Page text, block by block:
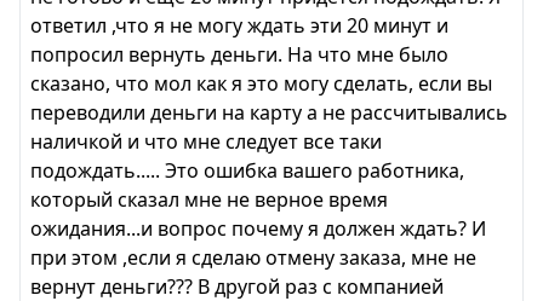
ответил ,что я не могу ждать эти 20 минут и
попросил вернуть деньги. На что мне было
сказано, что мол как я это могу сделать, если вы
переводили деньги на карту а не рассчитывались
наличкой и что мне следует все таки
подождать..... Это ошибка вашего работника,
который сказал мне не верное время
ожидания...и вопрос почему я должен ждать? И
при этом ,если я сделаю отмену заказа, мне не
вернут деньги??? В другой раз с компанией